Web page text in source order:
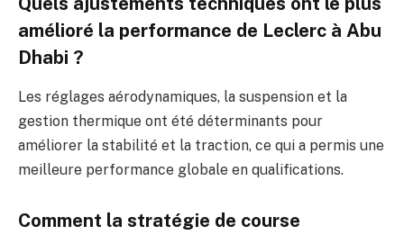
amélioré la performance de Leclerc à Abu
Dhabi ?
Les réglages aérodynamiques, la suspension et la
gestion thermique ont été déterminants pour
améliorer la stabilité et la traction, ce qui a permis une
meilleure performance globale en qualifications.
Comment la stratégie de course